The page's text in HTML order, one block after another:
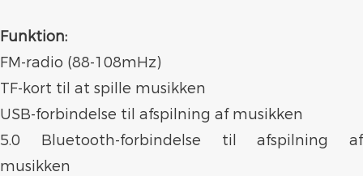
Funktion:
FM-radio (88-108mHz)
TF-kort til at spille musikken
USB-forbindelse til afspilning af musikken
5.0 Bluetooth-forbindelse til afspilning af
musikken